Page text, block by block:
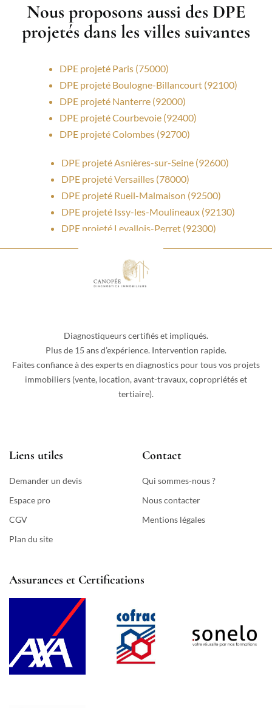
Nous proposons aussi des DPE
projetés dans les villes suivantes
DPE projeté Paris (75000)
DPE projeté Boulogne-Billancourt (92100)
DPE projeté Nanterre (92000)
DPE projeté Courbevoie (92400)
DPE projeté Colombes (92700)
DPE projeté Asnières-sur-Seine (92600)
DPE projeté Versailles (78000)
DPE projeté Rueil-Malmaison (92500)
DPE projeté Issy-les-Moulineaux (92130)
DPE projeté Levallois-Perret (92300)
Diagnostiqueurs certifiés et impliqués.
Plus de 15 ans d’expérience. Intervention rapide.
Faites confiance à des experts en diagnostics pour tous vos projets
immobiliers (vente, location, avant-travaux, copropriétés et
tertiaire).
Liens utiles
Demander un devis
Espace pro
CGV
Plan du site
Contact
Qui sommes-nous ?
Nous contacter
Mentions légales
Assurances et Certifications